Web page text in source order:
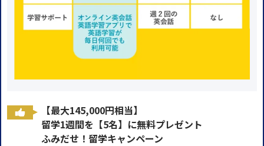
【最大145,000円相当】
留学1週間を【5名】に無料プレゼント
ふみだせ！留学キャンペーン